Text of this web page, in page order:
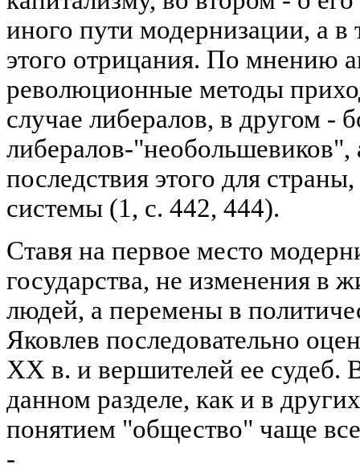
иного пути модернизации, а в
этого отрицания. По мнению
революционные методы
случае либералов, в другом -
либералов-"необольшевиков",
последствия этого для
системы (1, с. 442, 444).
Ставя на первое место
государства, не изменения в
людей, а перемены в
Яковлев последовательно
XX в. и вершителей ее судеб.
данном разделе, как и в
понятием "общество" чаще
-